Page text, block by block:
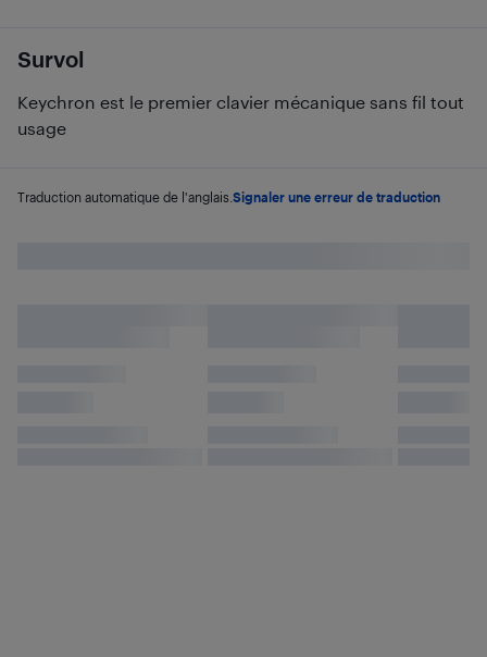
Survol
Keychron est le premier clavier mécanique sans fil tout
usage
Traduction automatique de l'anglais. Signaler une erreur de traduction